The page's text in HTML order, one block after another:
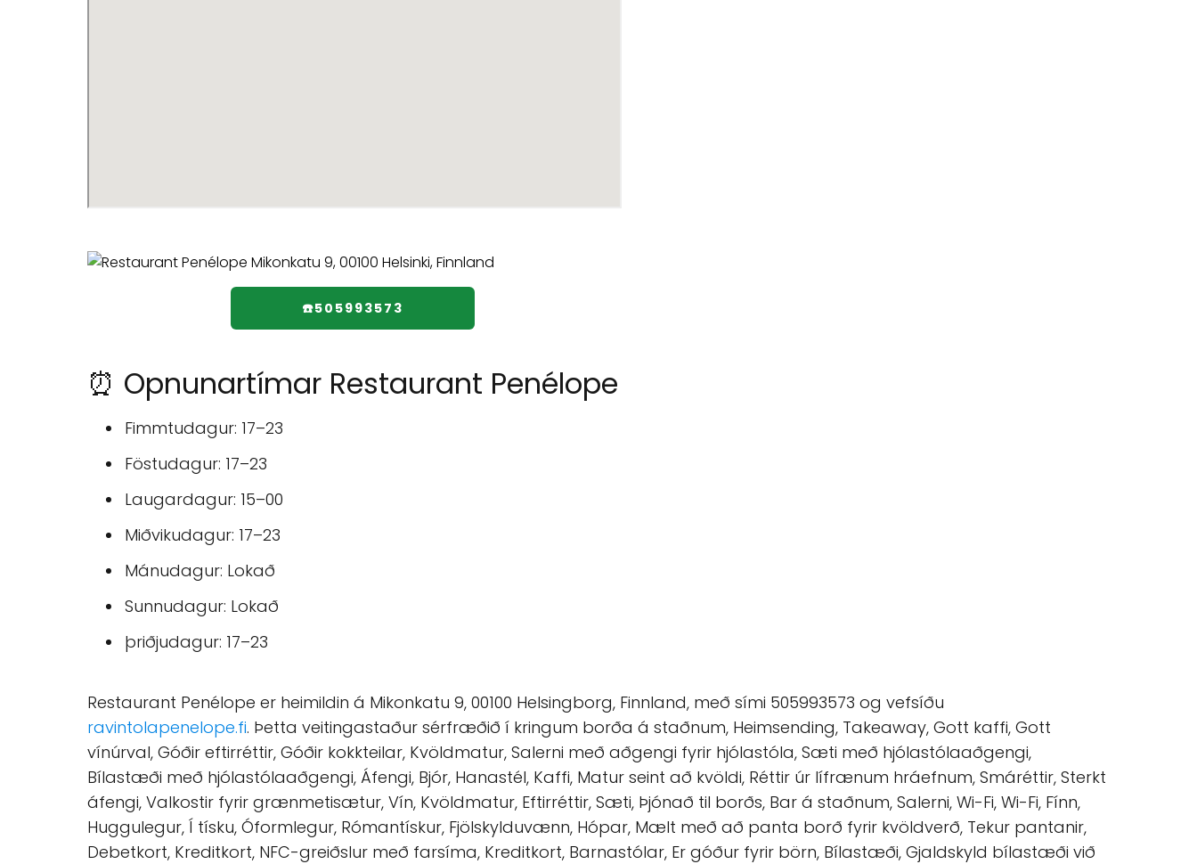
☎️505993573
⏰ Opnunartímar Restaurant Penélope
Fimmtudagur: 17–23
Föstudagur: 17–23
Laugardagur: 15–00
Miðvikudagur: 17–23
Mánudagur: Lokað
Sunnudagur: Lokað
þriðjudagur: 17–23
Restaurant Penélope er heimildin á Mikonkatu 9, 00100 Helsingborg, Finnland, með sími 505993573 og vefsíðu
ravintolapenelope.fi. Þetta veitingastaður sérfræðið í kringum borða á staðnum, Heimsending, Takeaway, Gott kaffi, Gott
vínúrval, Góðir eftirréttir, Góðir kokkteilar, Kvöldmatur, Salerni með aðgengi fyrir hjólastóla, Sæti með hjólastólaaðgengi,
Bílastæði með hjólastólaaðgengi, Áfengi, Bjór, Hanastél, Kaffi, Matur seint að kvöldi, Réttir úr lífrænum hráefnum, Smáréttir, Sterkt
áfengi, Valkostir fyrir grænmetisætur, Vín, Kvöldmatur, Eftirréttir, Sæti, Þjónað til borðs, Bar á staðnum, Salerni, Wi-Fi, Wi-Fi, Fínn,
Huggulegur, Í tísku, Óformlegur, Rómantískur, Fjölskylduvænn, Hópar, Mælt með að panta borð fyrir kvöldverð, Tekur pantanir,
Debetkort, Kreditkort, NFC-greiðslur með farsíma, Kreditkort, Barnastólar, Er góður fyrir börn, Bílastæði, Gjaldskyld bílastæði við